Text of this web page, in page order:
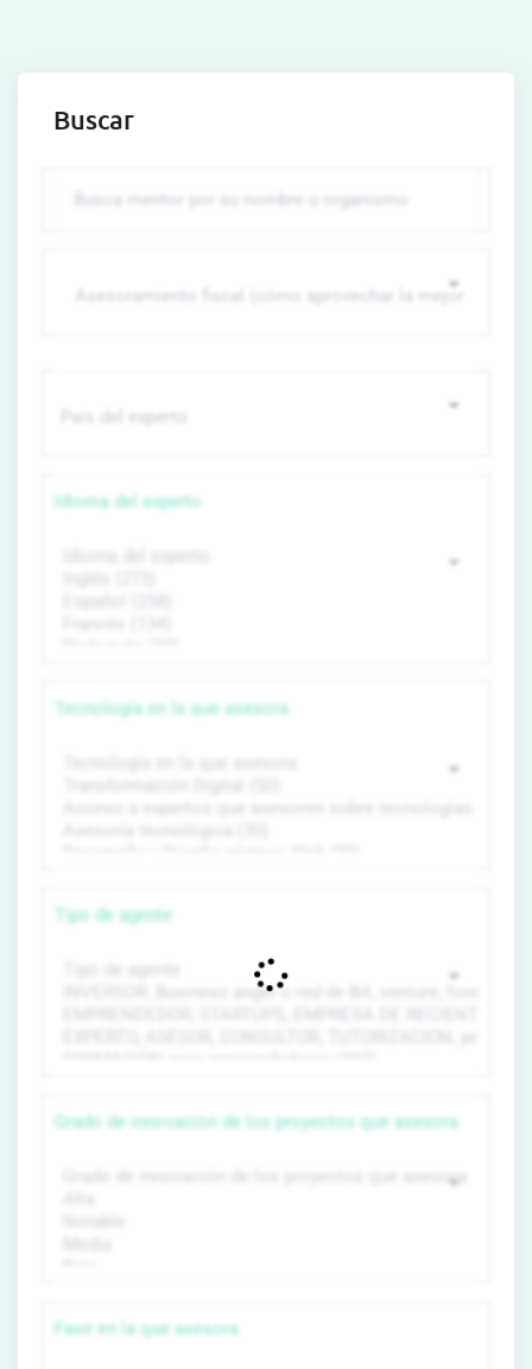
Buscar
Idioma del experto
Tecnología en la que asesora
Tipo de agente
Grado de innovación de los proyectos que asesora
Fase en la que asesora